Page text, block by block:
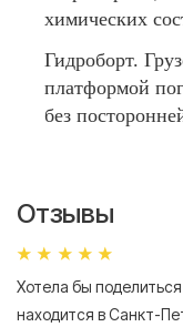
химических
Гидроборт.
платформой
без
Отзывы
Хотела бы
находится в Санкт-